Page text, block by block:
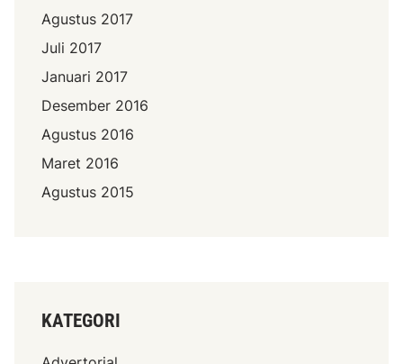
Agustus 2017
Juli 2017
Januari 2017
Desember 2016
Agustus 2016
Maret 2016
Agustus 2015
KATEGORI